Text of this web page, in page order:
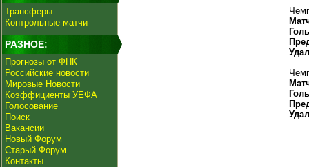
Трансферы
Контрольные матчи
РАЗНОЕ:
Прогнозы от ФНК
Российские новости
Мировые Новости
Коэффициенты УЕФА
Голосование
Поиск
Вакансии
Новый Форум
Старый Форум
Контакты